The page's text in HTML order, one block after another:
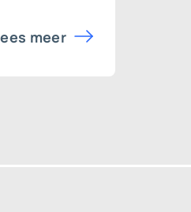
meer